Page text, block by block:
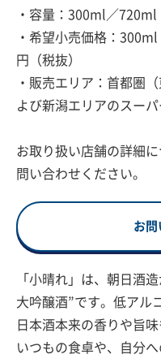
・容量：300ml／720ml
・希望小売価格：
円（税抜）
・販売エリア：首都圏
よび新潟エリアのスー
お取り扱い店舗の詳細
問い合わせください。
お問
「小晴れ」は、朝日酒
大吟醸酒”です。低アル
日本酒本来の香りや旨
いつもの食卓や、自分